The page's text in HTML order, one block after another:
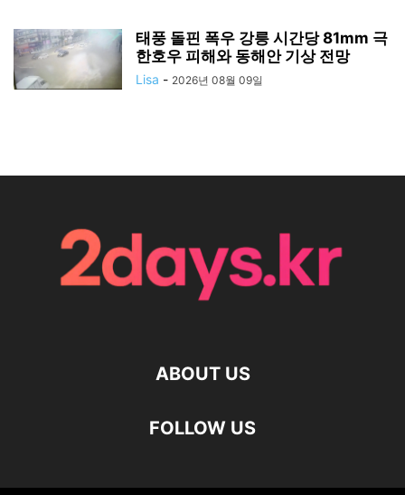
태풍 돌핀 폭우 강릉 시간당 81mm 극
한호우 피해와 동해안 기상 전망
Lisa - 2026년 08월 09일
ABOUT US
FOLLOW US